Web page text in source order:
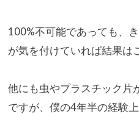
100%不可能であっても、
が気を付けていれば結果は
他にも虫やプラスチック片
ですが、僕の4年半の経験